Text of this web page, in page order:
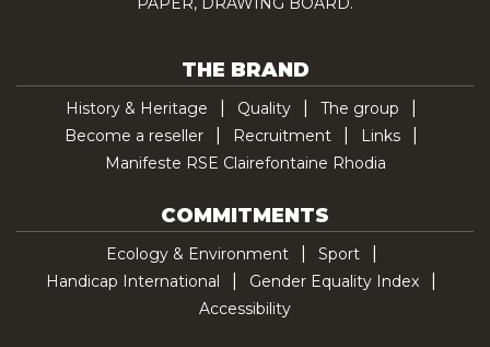
THE BRAND
History & Heritage Quality
The group
Become a reseller
Recruitment
Links
Manifeste RSE Clairefontaine Rhodia
COMMITMENTS
Ecology & Environment
Sport
Handicap International
Gender Equality Index
Accessibility